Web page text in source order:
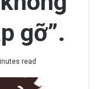
gỡ”.
read